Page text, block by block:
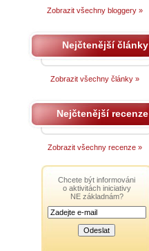
Zobrazit všechny bloggery »
Nejčtenější články
Zobrazit všechny články »
Nejčtenější recenze
Zobrazit všechny recenze »
Chcete být informováni
o aktivitách iniciativy
NE základnám?